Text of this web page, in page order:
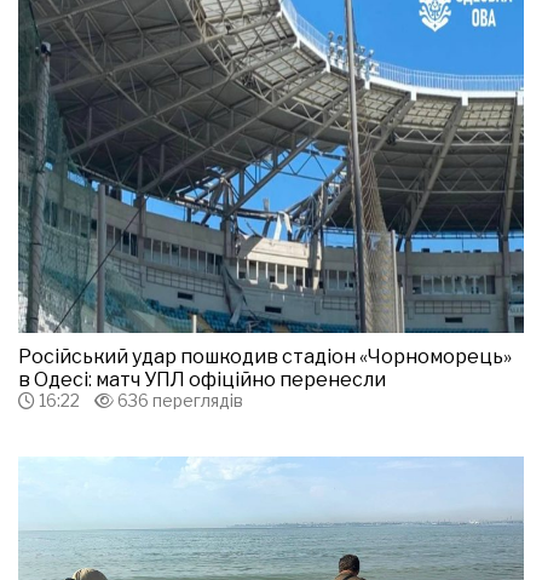
Російський удар пошкодив стадіон «Чорноморець»
в Одесі: матч УПЛ офіційно перенесли
16:22 636 переглядів